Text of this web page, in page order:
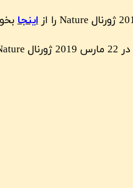
اینجا
در 22 مارس 2019 ژورنال Nature را از